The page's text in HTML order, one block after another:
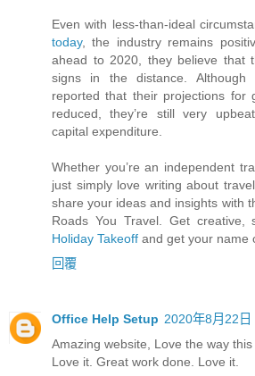
Even with less-than-ideal
today, the industry remains
ahead to 2020, they believe that
signs in the distance. Although
reported that their projections for
reduced, they’re still very
capital expenditure.
Whether you’re an independent
just simply love writing about
share your ideas and insights with
Roads You Travel. Get
Holiday Takeoff and get your name
回覆
Office Help Setup 2020年8月22
Amazing website, Love the way
Love it. Great work done. Love it.